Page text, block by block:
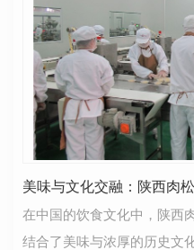
美味与文化交融：陕西肉
在中国的饮食文化中，陕西
结合了美味与浓厚的历史文